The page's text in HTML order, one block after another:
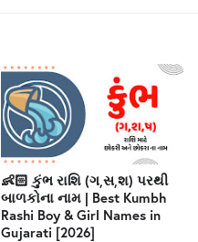
👶🏻 કુંભ રાશિ (ગ,સ,શ) પરથી
બાળકોના નામ | Best Kumbh
Rashi Boy & Girl Names in
Gujarati [2026]